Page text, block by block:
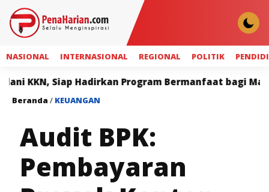
NASIONAL INTERNASIONAL REGIONAL POLITIK
Hadirkan Program Bermanfaat bagi Masyarakat
Beranda / KEUANGAN
Audit BPK:
Pembayaran